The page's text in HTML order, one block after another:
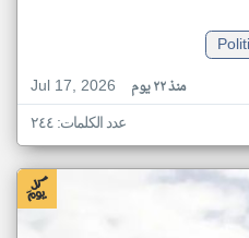
Jul 17, 2026
منذ ٢٢ يوم
عدد الكلمات: ٢٤٤